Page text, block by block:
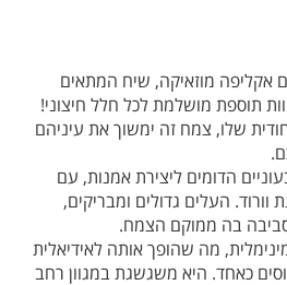
מוזאיקה, שיח המתאים
תוספת מושלמת לכל חלל חיצוני!
שלו, צמח זה ימשוך את עיניהם
הדומים ליצירת אמנות, עם
וורוד. העלים גדולים ומבריקים,
בה ממוקם הצמח.
מה שהופך אותה לאידיאלית
כאחד. היא משגשגת במגוון רחב